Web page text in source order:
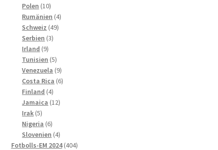
Polen 1010
produkter
Rumänien 44
Schweiz 4949
Serbien 33
Irland 99
produkter
Tunisien 55
produkter
Venezuela 99
produkter
Costa Rica 66
Finland 44
produkter
Jamaica 1212
Irak 55
produkter
Nigeria 66
produkter
Slovenien 44
produkter
Fotbolls-EM 2024 404404